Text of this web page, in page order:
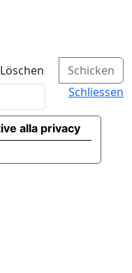
Löschen
Schicken
Schliessen
alla privacy